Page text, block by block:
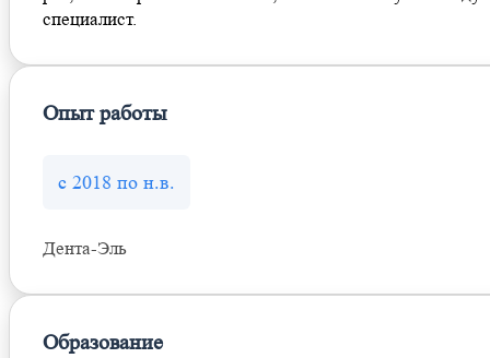
специалист.
Опыт работы
с 2018 по н.в.
Дента-Эль
Образование